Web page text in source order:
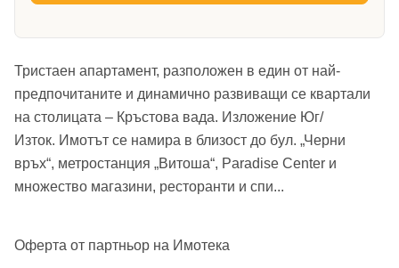
Тристаен апартамент, разположен в един от най-
предпочитаните и динамично развиващи се квартали
на столицата – Кръстова вада. Изложение Юг/
Изток. Имотът се намира в близост до бул. „Черни
връх“, метростанция „Витоша“, Paradise Center и
множество магазини, ресторанти и спи...
Оферта от партньор на Имотека